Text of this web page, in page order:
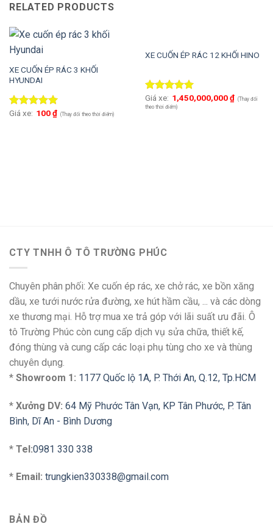
RELATED PRODUCTS
XE CUỐN ÉP RÁC 3 KHỐI
HYUNDAI
Rated 5.00
Giá xe: 100₫ (Thay đổi theo thời điểm)
XE CUỐN ÉP RÁC 12 KHỐI HINO
Rated 5.00
out of 5
Giá xe: 1,450,000,000₫ (Thay đổi
theo thời điểm)
CTY TNHH Ô TÔ TRƯỜNG PHÚC
Chuyên phân phối: Xe cuốn ép rác, xe chở rác, xe bồn xăng
dầu, xe tưới nước rửa đường, xe hút hầm cầu, ... và các dòng
xe thương mại. Hỗ trợ mua xe trả góp với lãi suất ưu đãi. Ô
tô Trường Phúc còn cung cấp dịch vụ sửa chữa, thiết kế,
đóng thùng và cung cấp các loại phụ tùng cho xe và thùng
chuyên dụng.
* Showroom 1: 1177 Quốc lộ 1A, P. Thới An, Q.12, Tp.HCM
* Xưởng DV: 64 Mỹ Phước Tân Vạn, KP Tân Phước, P. Tân
Bình, Dĩ An - Bình Dương
* Tel:0981 330 338
* Email: trungkien330338@gmail.com
BẢN ĐỒ